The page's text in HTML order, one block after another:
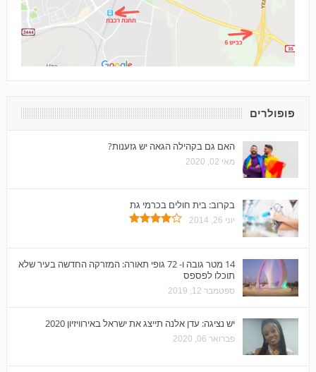
פופולרים
האם גם בקהילה הגאה יש גזענות?
מאי 02, 2020
בקרוב: בית חולים בכרמי גת
יוני 26, 2014
14 מטר גובה ו- 72 גופי תאורה: המזרקה החדשה בעיר שלא
תוכלו לפספס
ספטמבר 12, 2019
יש נציגה: עדן אלנה תייצג את ישראל באירוויזיון 2020
פברואר 06, 2020